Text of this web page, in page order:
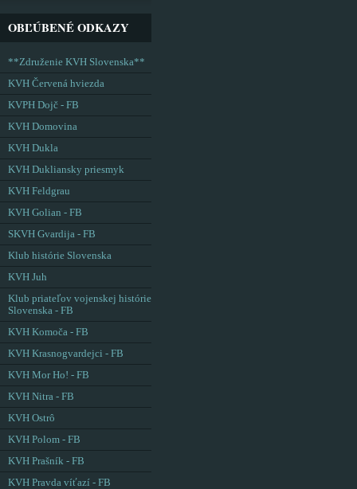
OBĽÚBENÉ ODKAZY
**Združenie KVH Slovenska**
KVH Červená hviezda
KVPH Dojč - FB
KVH Domovina
KVH Dukla
KVH Dukliansky priesmyk
KVH Feldgrau
KVH Golian - FB
SKVH Gvardija - FB
Klub histórie Slovenska
KVH Juh
Klub priateľov vojenskej histórie
Slovenska - FB
KVH Komoča - FB
KVH Krasnogvardejci - FB
KVH Mor Ho! - FB
KVH Nitra - FB
KVH Ostrô
KVH Polom - FB
KVH Prašník - FB
KVH Pravda víťazí - FB